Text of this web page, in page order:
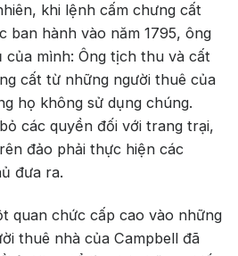
khi lệnh cấm chưng cất
ban hành vào năm 1795, ông
của mình: Ông tịch thu và cất
cất từ những người thuê của
họ không sử dụng chúng.
các quyền đối với trang trại,
đảo phải thực hiện các
đưa ra.
quan chức cấp cao vào những
thuê nhà của Campbell đã